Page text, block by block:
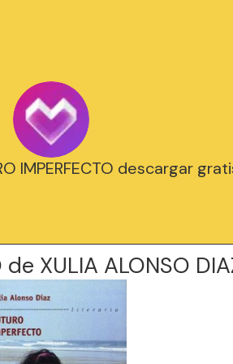
IMPERFECTO descargar
de XULIA ALONSO